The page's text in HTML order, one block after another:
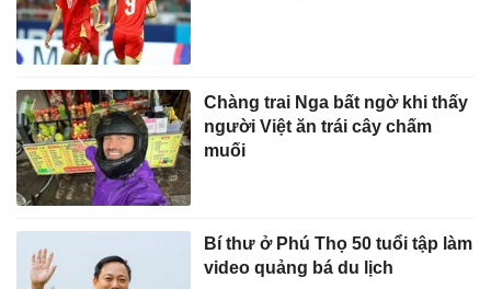
Chàng trai Nga bất ngờ khi thấy
người Việt ăn trái cây chấm
muối
Bí thư ở Phú Thọ 50 tuổi tập làm
video quảng bá du lịch